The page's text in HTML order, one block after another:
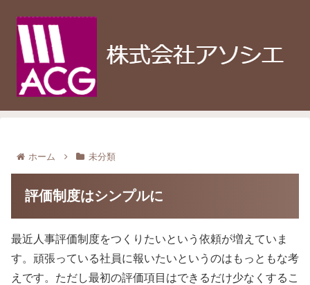
ホーム 未分類
評価制度はシンプルに
最近人事評価制度をつくりたいという依頼が増えていま
す。頑張っている社員に報いたいというのはもっともな考
えです。ただし最初の評価項目はできるだけ少なくするこ